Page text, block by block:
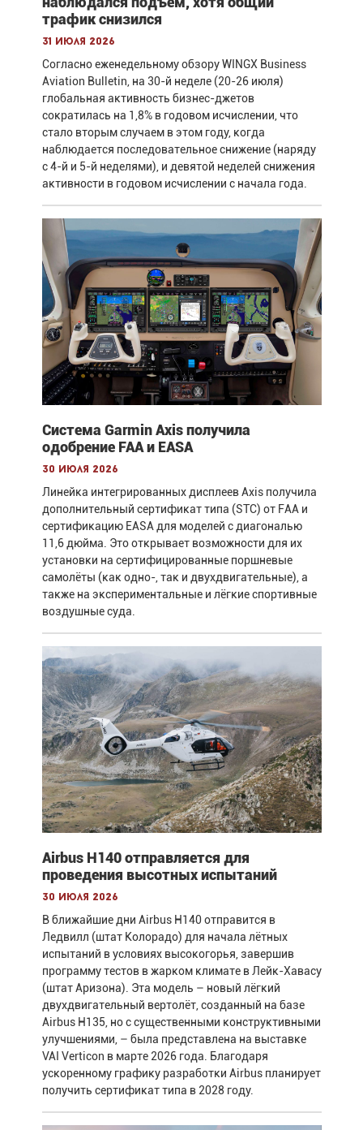
трафик снизился
31 июля 2026
Согласно еженедельному обзору WINGX Business
Aviation Bulletin, на 30-й неделе (20-26 июля)
глобальная активность бизнес-джетов
сократилась на 1,8% в годовом исчислении, что
стало вторым случаем в этом году, когда
наблюдается последовательное снижение (наряду
с 4-й и 5-й неделями), и девятой неделей снижения
активности в годовом исчислении с начала года.
Система Garmin Axis получила
одобрение FAA и EASA
30 июля 2026
Линейка интегрированных дисплеев Axis получила
дополнительный сертификат типа (STC) от FAA и
сертификацию EASA для моделей с диагональю
11,6 дюйма. Это открывает возможности для их
установки на сертифицированные поршневые
самолёты (как одно-, так и двухдвигательные), а
также на экспериментальные и лёгкие спортивные
воздушные суда.
Airbus H140 отправляется для
проведения высотных испытаний
30 июля 2026
В ближайшие дни Airbus H140 отправится в
Ледвилл (штат Колорадо) для начала лётных
испытаний в условиях высокогорья, завершив
программу тестов в жарком климате в Лейк-Хавасу
(штат Аризона). Эта модель – новый лёгкий
двухдвигательный вертолёт, созданный на базе
Airbus H135, но с существенными конструктивными
улучшениями, – была представлена на выставке
VAI Verticon в марте 2026 года. Благодаря
ускоренному графику разработки Airbus планирует
получить сертификат типа в 2028 году.